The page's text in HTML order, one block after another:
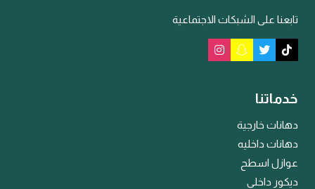
تابعنا على الشبكات الاجتماعية
خدماتنا
دهانات خارجية
دهانات داخليه
عوازل اسطح
ديكور داخلي